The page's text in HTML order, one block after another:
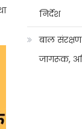
निर्देश
बाल
जागरूक,